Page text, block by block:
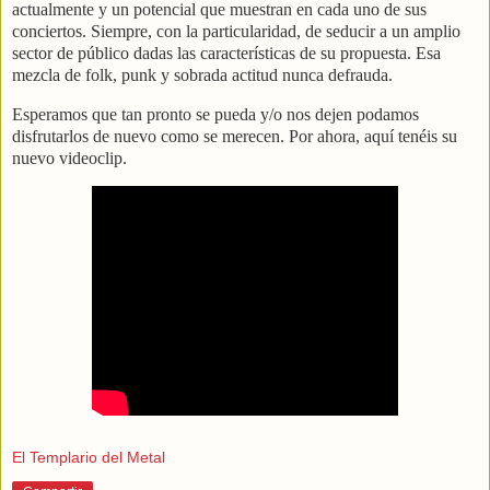
actualmente y un potencial que muestran en cada uno de sus
conciertos. Siempre, con la particularidad, de seducir a un amplio
sector de público dadas las características de su propuesta. Esa
mezcla de folk, punk y sobrada actitud nunca defrauda.
Esperamos que tan pronto se pueda y/o nos dejen podamos
disfrutarlos de nuevo como se merecen. Por ahora, aquí tenéis su
nuevo videoclip.
El Templario del Metal